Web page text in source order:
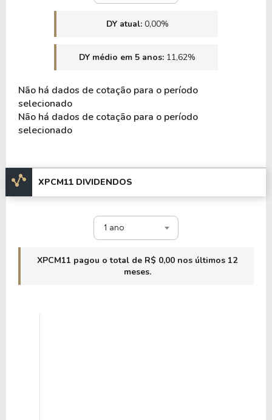
DY atual: 0,00%
DY médio em 5 anos: 11,62%
Não há dados de cotação para o período
selecionado
Não há dados de cotação para o período
selecionado
XPCM11 DIVIDENDOS
1 ano
XPCM11 pagou o total de R$ 0,00 nos últimos 12
meses.